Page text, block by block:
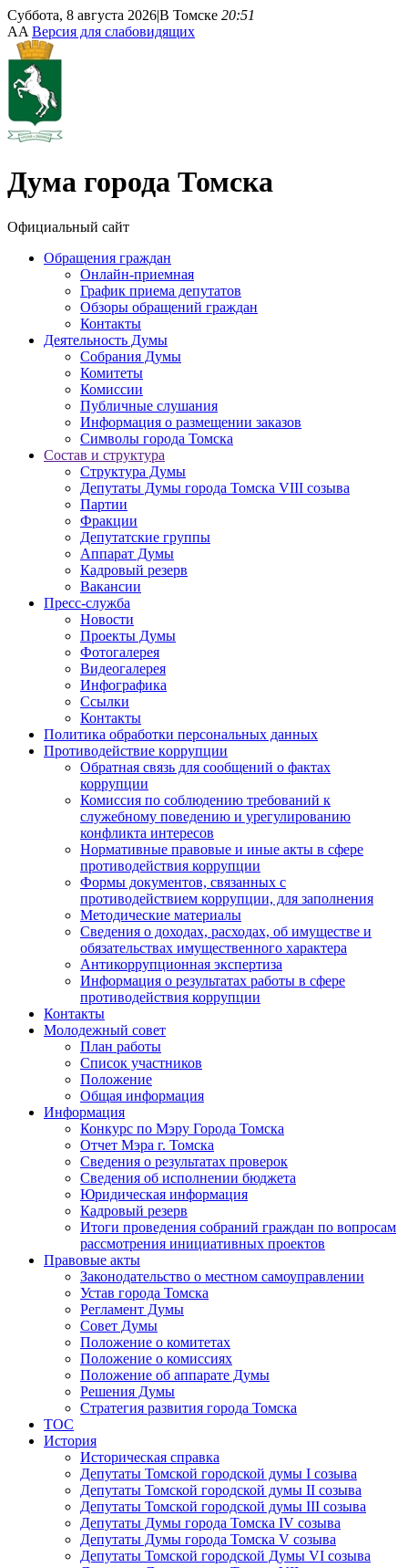
Суббота, 8 августа 2026|В Томске 20:51
AA Версия для слабовидящих
Дума города Томска
Официальный сайт
Обращения граждан
Онлайн-приемная
График приема депутатов
Обзоры обращений граждан
Контакты
Деятельность Думы
Собрания Думы
Комитеты
Комиссии
Публичные слушания
Информация о размещении заказов
Символы города Томска
Состав и структура
Структура Думы
Депутаты Думы города Томска VIII созыва
Партии
Фракции
Депутатские группы
Аппарат Думы
Кадровый резерв
Вакансии
Пресс-служба
Новости
Проекты Думы
Фотогалерея
Видеогалерея
Инфографика
Ссылки
Контакты
Политика обработки персональных данных
Прoтивoдeйствие кoрpупции
Обратная связь для сообщений о фактах
коррупции
Комиссия по соблюдению требований к
служебному поведению и урегулированию
конфликта интересов
Нормативные правовые и иные акты в сфере
противодействия коррупции
Формы документов, связанных с
противодействием коррупции, для заполнения
Методические материалы
Сведения о доходах, расходах, об имуществе и
обязательствах имущественного характера
Антикоррупционная экспертиза
Информация о результатах работы в сфере
противодействия коррупции
Контакты
Молодежный совет
План работы
Список участников
Положение
Общая информация
Информация
Конкурс по Мэру Города Томска
Отчет Мэра г. Томска
Сведения о результатах проверок
Сведения об исполнении бюджета
Юридическая информация
Кадровый резерв
Итоги проведения собраний граждан по вопросам
рассмотрения инициативных проектов
Правовые акты
Законодательство о местном самоуправлении
Устав города Томска
Регламент Думы
Совет Думы
Положение о комитетах
Положение о комиссиях
Положение об аппарате Думы
Решения Думы
Стратегия развития города Томска
ТОС
История
Историческая справка
Депутаты Томской городской думы I созыва
Депутаты Томской городской думы II созыва
Депутаты Томской городской думы III созыва
Депутаты Думы города Томска IV созыва
Депутаты Думы города Томска V созыва
Депутаты Томской городской Думы VI созыва